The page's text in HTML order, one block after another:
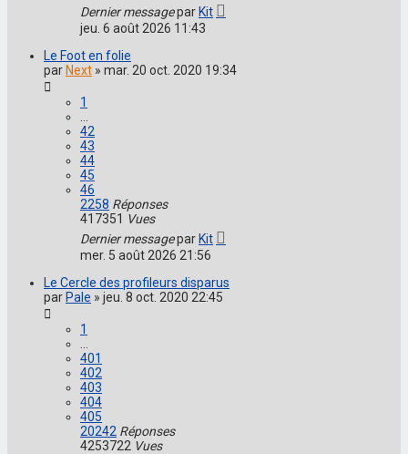
Dernier messageparKit
jeu. 6 août 2026 11:43
Le Foot en folie
parNext » mar. 20 oct. 2020 19:34
1
42
43
44
45
46
2258 Réponses
417351 Vues
Dernier messageparKit
mer. 5 août 2026 21:56
Le Cercle des profileurs disparus
parPale » jeu. 8 oct. 2020 22:45
1
401
402
403
404
405
20242 Réponses
4253722 Vues